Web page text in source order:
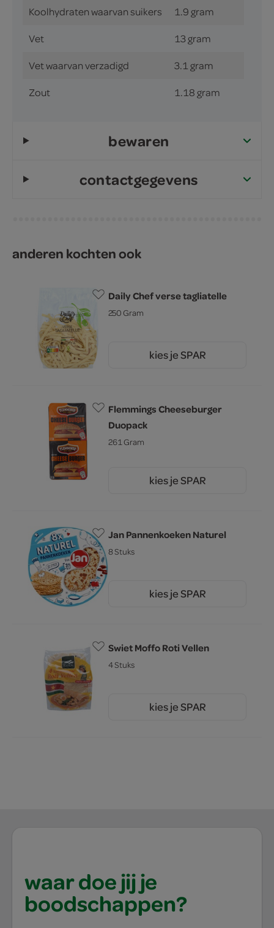
Koolhydraten waarvan suikers 1.9 gram
Vet 13 gram
Vet waarvan verzadigd 3.1 gram
Zout 1.18 gram
bewaren
contactgegevens
anderen kochten ook
Daily Chef verse tagliatelle
250 Gram
kies je SPAR
Flemmings Cheeseburger
Duopack
261 Gram
kies je SPAR
Jan Pannenkoeken Naturel
8 Stuks
kies je SPAR
Swiet Moffo Roti Vellen
4 Stuks
kies je SPAR
waar doe jij je
boodschappen?